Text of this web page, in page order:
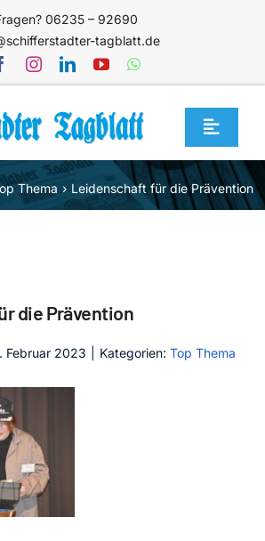
06235 – 92690
tagblatt.de
Toggle
Thema Leidenschaft für die Prävention
die Prävention
Februar 2023 Kategorien: Top Thema